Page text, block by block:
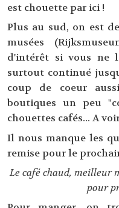
est chouette par ici !
Plus au sud, on est
musées
d'intérêt si vous ne
surtout continué
coup de coeur
boutiques un peu
chouettes cafés... A
Il nous manque les
remise pour le
Le café chaud, meilleur
pour